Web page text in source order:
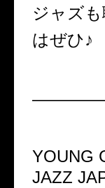
ジャズ
はぜひ♪
YOUNG
JAZZ